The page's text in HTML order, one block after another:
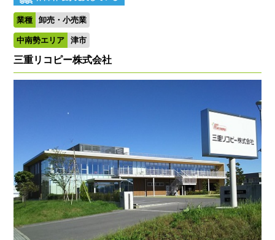
業種 卸売・小売業
中南勢エリア 津市
三重リコピー株式会社